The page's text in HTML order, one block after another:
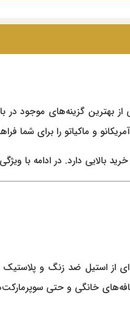
بالایی دارد. در ادامه با
از استیل ضد زنگ و پلاستیک
خانگی و حتی